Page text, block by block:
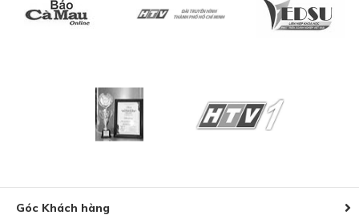
Góc Khách hàng